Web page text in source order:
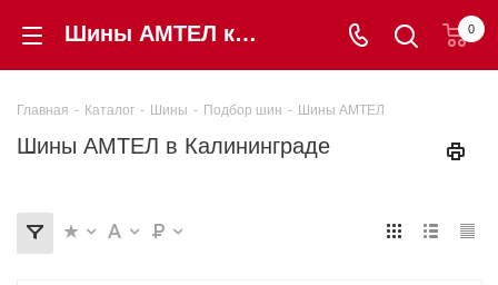
Шины АМТЕЛ купить в Калининграде от 0 ₽. Гарантия, цены, отзывы | «Шинторг» 0
Главная - Каталог - Шины - Подбор шин - Шины АМТЕЛ
Шины АМТЕЛ в Калининграде